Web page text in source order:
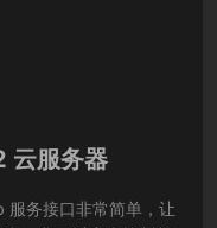
云服务器
服务接口非常简单，让